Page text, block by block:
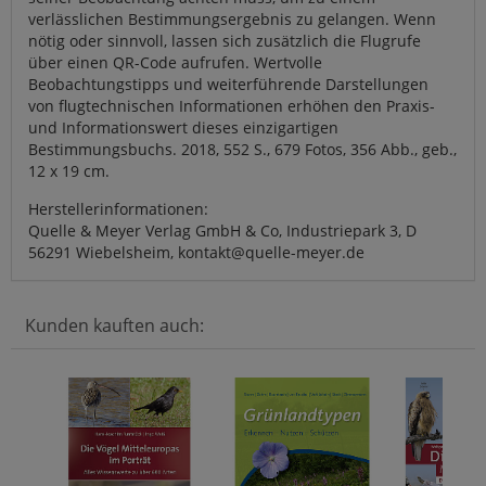
verlässlichen Bestimmungsergebnis zu gelangen. Wenn
nötig oder sinnvoll, lassen sich zusätzlich die Flugrufe
über einen QR-Code aufrufen. Wertvolle
Beobachtungstipps und weiterführende Darstellungen
von flugtechnischen Informationen erhöhen den Praxis-
und Informationswert dieses einzigartigen
Bestimmungsbuchs. 2018, 552 S., 679 Fotos, 356 Abb., geb.,
12 x 19 cm.
Herstellerinformationen:
Quelle & Meyer Verlag GmbH & Co, Industriepark 3, D
56291 Wiebelsheim, kontakt@quelle-meyer.de
Kunden kauften auch: